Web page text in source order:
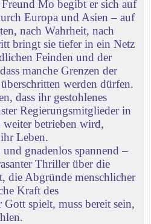
Mo begibt er sich auf
Europa und Asien – auf
nach Wahrheit, nach
bringt sie tiefer in ein Netz
Feinden und der
manche Grenzen der
werden dürfen.
dass ihr gestohlenes
Regierungsmitglieder in
betrieben wird,
Leben.
gnadenlos spannend –
Thriller über die
die Abgründe menschlicher
Kraft des
spielt, muss bereit sein,